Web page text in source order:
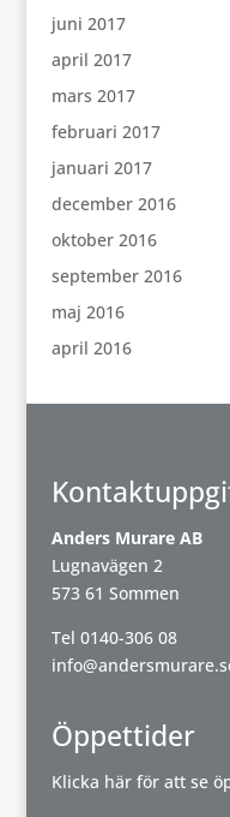
juni 2017
april 2017
mars 2017
februari 2017
januari 2017
december 2016
oktober 2016
september 2016
maj 2016
april 2016
Anders Murare AB
Lugnavägen 2
573 61 Sommen
Tel 0140-306 08
Öppettider
Klicka här för att se